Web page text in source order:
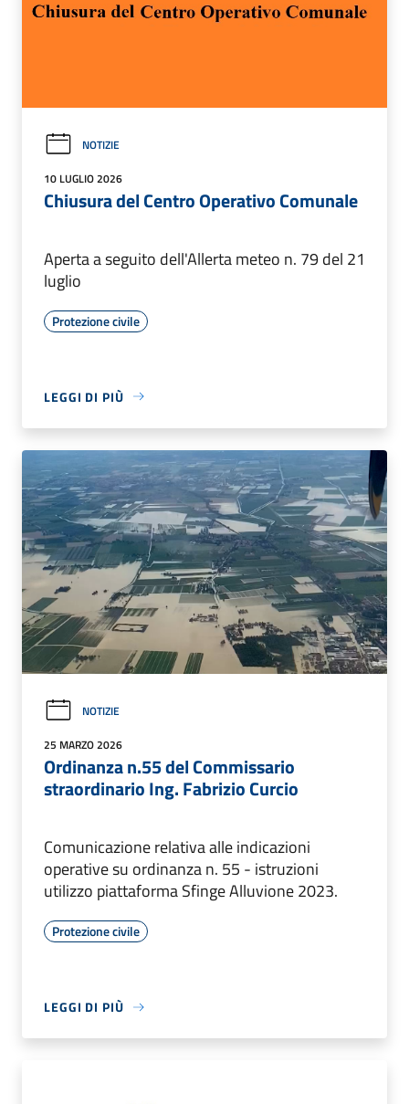
NOTIZIE
10 LUGLIO 2026
Chiusura del Centro Operativo Comunale
Aperta a seguito dell'Allerta meteo n. 79 del 21
luglio
Protezione civile
LEGGI DI PIÙ
NOTIZIE
25 MARZO 2026
Ordinanza n.55 del Commissario
straordinario Ing. Fabrizio Curcio
Comunicazione relativa alle indicazioni
operative su ordinanza n. 55 - istruzioni
utilizzo piattaforma Sfinge Alluvione 2023.
Protezione civile
LEGGI DI PIÙ